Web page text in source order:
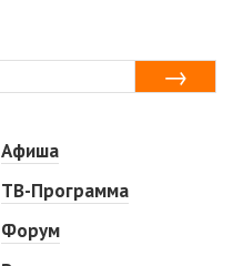
Афиша
ТВ-Программа
Форум